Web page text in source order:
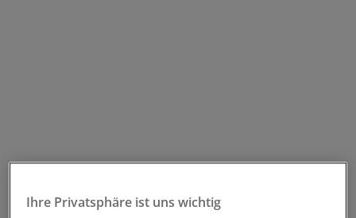
Ihre Privatsphäre ist uns wichtig